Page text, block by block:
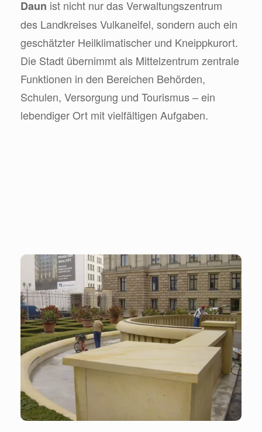
Daun ist nicht nur das Verwaltungszentrum
des Landkreises Vulkaneifel, sondern auch ein
geschätzter Heilklimatischer und Kneippkurort.
Die Stadt übernimmt als Mittelzentrum zentrale
Funktionen in den Bereichen Behörden,
Schulen, Versorgung und Tourismus – ein
lebendiger Ort mit vielfältigen Aufgaben.